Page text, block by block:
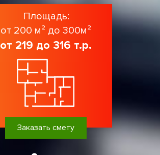
Площадь:
от 200 м² до 300м²
от 219 до 316 т.р.
Заказать смету